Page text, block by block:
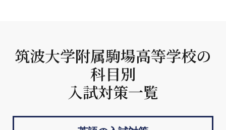
筑波大学附属駒場高等学校の
科目別
入試対策一覧